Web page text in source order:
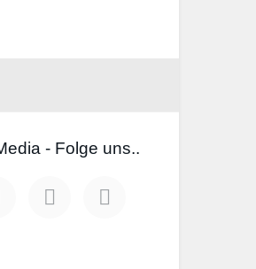
- Folge uns..